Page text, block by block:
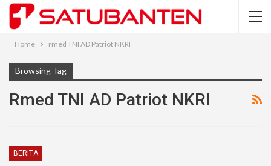
Home rmed TNI AD Patriot NKRI
Browsing Tag
Rmed TNI AD Patriot NKRI
BERITA